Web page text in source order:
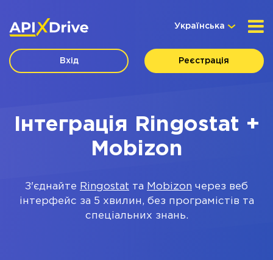
Українська
Вхід Реєстрація
Інтеграція Ringostat +
Mobizon
З'єднайте Ringostat та Mobizon через веб
інтерфейс за 5 хвилин, без програмістів та
спеціальних знань.